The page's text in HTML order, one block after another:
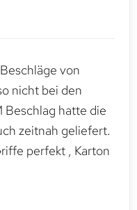
von
nicht bei den
Beschlag hatte die
zeitnah geliefert.
perfekt , Karton